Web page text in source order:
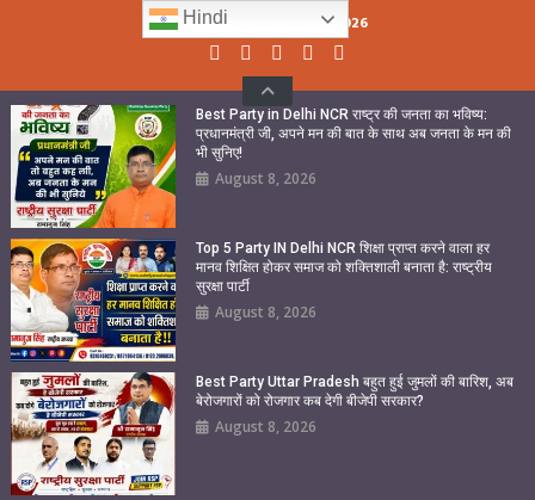
Saturday, August 08, 2026
Best Party in Delhi NCR राष्ट्र की जनता का भविष्य:
प्रधानमंत्री जी, अपने मन की बात के साथ अब जनता के मन की
भी सुनिए!
August 8, 2026
Top 5 Party IN Delhi NCR शिक्षा प्राप्त करने वाला हर
मानव शिक्षित होकर समाज को शक्तिशाली बनाता है: राष्ट्रीय
सुरक्षा पार्टी
August 8, 2026
Best Party Uttar Pradesh बहुत हुई जुमलों की बारिश, अब
बेरोजगारों को रोजगार कब देगी बीजेपी सरकार?
August 8, 2026
Hindi